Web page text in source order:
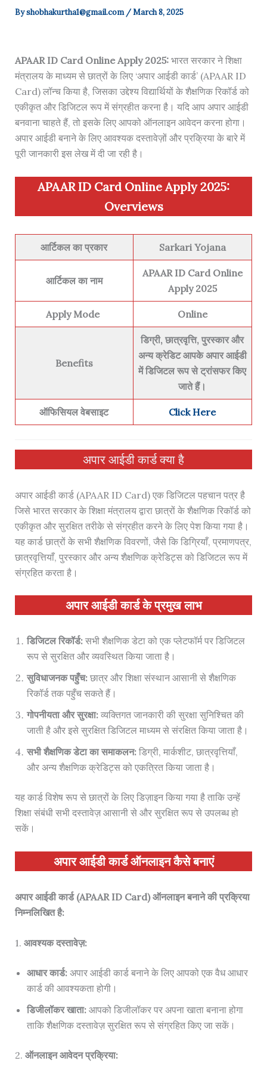
Byshobhakurtha1@gmail.com /March 8, 2025
APAAR ID Card Online Apply 2025:भारत सरकार ने शिक्षा
मंत्रालय के माध्यम से छात्रों के लिए ‘अपार आईडी कार्ड’ (APAAR ID
Card) लॉन्च किया है, जिसका उद्देश्य विद्यार्थियों के शैक्षणिक रिकॉर्ड को
एकीकृत और डिजिटल रूप में संग्रहीत करना है। यदि आप अपार आईडी
बनवाना चाहते हैं, तो इसके लिए आपको ऑनलाइन आवेदन करना होगा।
अपार आईडी बनाने के लिए आवश्यक दस्तावेज़ों और प्रक्रिया के बारे में
पूरी जानकारी इस लेख में दी जा रही है।
APAAR ID Card Online Apply 2025:
Overviews
आर्टिकल का प्रकार Sarkari Yojana
आर्टिकल का नाम
APAAR ID Card Online
Apply 2025
Apply Mode Online
Benefits
डिग्री, छात्रवृत्ति, पुरस्कार और
अन्य क्रेडिट आपके अपार आईडी
में डिजिटल रूप से ट्रांसफर किए
जाते हैं।
ऑफिसियल वेबसाइट Click Here
अपार आईडी कार्ड क्या है
अपार आईडी कार्ड (APAAR ID Card) एक डिजिटल पहचान पत्र है
जिसे भारत सरकार के शिक्षा मंत्रालय द्वारा छात्रों के शैक्षणिक रिकॉर्ड को
एकीकृत और सुरक्षित तरीके से संग्रहीत करने के लिए पेश किया गया है।
यह कार्ड छात्रों के सभी शैक्षणिक विवरणों, जैसे कि डिग्रियाँ, प्रमाणपत्र,
छात्रवृत्तियाँ, पुरस्कार और अन्य शैक्षणिक क्रेडिट्स को डिजिटल रूप में
संग्रहित करता है।
अपार आईडी कार्ड के प्रमुख लाभ
डिजिटल रिकॉर्ड:सभी शैक्षणिक डेटा को एक प्लेटफॉर्म पर डिजिटल
रूप से सुरक्षित और व्यवस्थित किया जाता है।
सुविधाजनक पहुँच:छात्र और शिक्षा संस्थान आसानी से शैक्षणिक
रिकॉर्ड तक पहुँच सकते हैं।
गोपनीयता और सुरक्षा:व्यक्तिगत जानकारी की सुरक्षा सुनिश्चित की
जाती है और इसे सुरक्षित डिजिटल माध्यम से संरक्षित किया जाता है।
सभी शैक्षणिक डेटा का समाकलन:डिग्री, मार्कशीट, छात्रवृत्तियाँ,
और अन्य शैक्षणिक क्रेडिट्स को एकत्रित किया जाता है।
यह कार्ड विशेष रूप से छात्रों के लिए डिज़ाइन किया गया है ताकि उन्हें
शिक्षा संबंधी सभी दस्तावेज़ आसानी से और सुरक्षित रूप से उपलब्ध हो
सकें।
अपार आईडी कार्ड ऑनलाइन कैसे बनाएं
अपार आईडी कार्ड (APAAR ID Card) ऑनलाइन बनाने की प्रक्रिया
निम्नलिखित है:
1. आवश्यक दस्तावेज़:
आधार कार्ड:अपार आईडी कार्ड बनाने के लिए आपको एक वैध आधार
कार्ड की आवश्यकता होगी।
डिजीलॉकर खाता:आपको डिजीलॉकर पर अपना खाता बनाना होगा
ताकि शैक्षणिक दस्तावेज़ सुरक्षित रूप से संग्रहित किए जा सकें।
2. ऑनलाइन आवेदन प्रक्रिया: